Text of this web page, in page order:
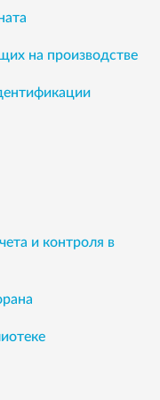
на производстве
и контроля в